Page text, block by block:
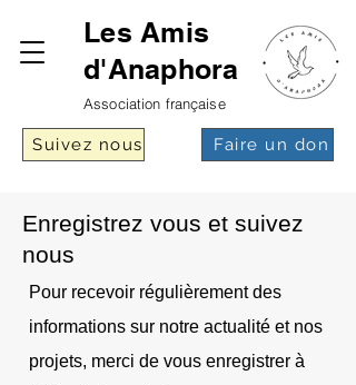
Faire un don
Suivez nous
Les Amis
d'Anaphora
Association française
Enregistrez vous et suivez
nous
​Pour recevoir régulièrement des
informations sur notre actualité et nos
projets, merci de vous enregistrer à